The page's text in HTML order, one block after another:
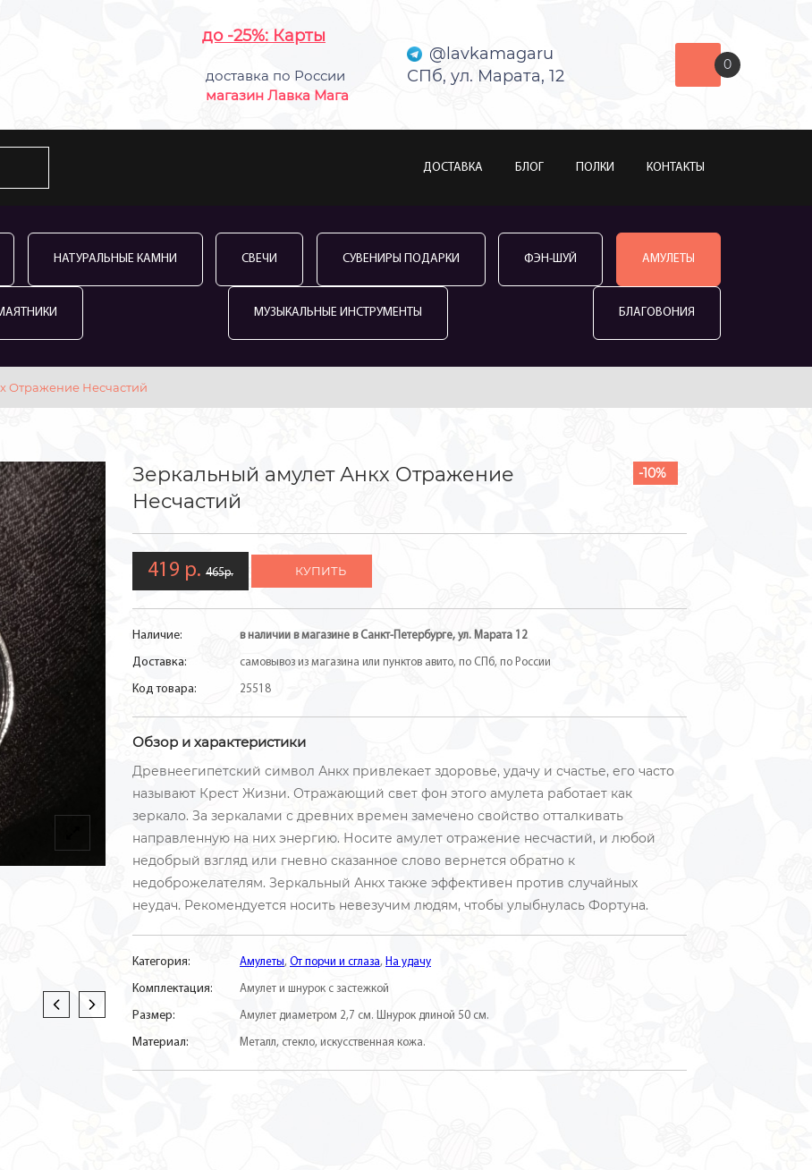
до -25%: Карты
доставка по России
магазин Лавка Мага
@lavkamagaru
СПб, ул. Марата, 12
0
ДОСТАВКА БЛОГ ПОЛКИ КОНТАКТЫ
НАТУРАЛЬНЫЕ КАМНИ СВЕЧИ СУВЕНИРЫ ПОДАРКИ ФЭН-ШУЙ АМУЛЕТЫ
МУЗЫКАЛЬНЫЕ ИНСТРУМЕНТЫ БЛАГОВОНИЯ
Отражение Несчастий
-10%
Зеркальный амулет Анкх Отражение
Несчастий
419 р. 465р. КУПИТЬ
Наличие: в наличии в магазине в Санкт-Петербурге, ул. Марата 12
Доставка: самовывоз из магазина или пунктов авито, по СПб, по России
Код товара: 25518
Обзор и характеристики
Древнеегипетский символ Анкх привлекает здоровье, удачу и счастье, его часто
называют Крест Жизни. Отражающий свет фон этого амулета работает как
зеркало. За зеркалами с древних времен замечено свойство отталкивать
направленную на них энергию. Носите амулет отражение несчастий, и любой
недобрый взгляд или гневно сказанное слово вернется обратно к
недоброжелателям. Зеркальный Анкх также эффективен против случайных
неудач. Рекомендуется носить невезучим людям, чтобы улыбнулась Фортуна.
Категория: Амулеты, От порчи и сглаза, На удачу
Комплектация: Амулет и шнурок с застежкой
Размер: Амулет диаметром 2,7 см. Шнурок длиной 50 см.
Материал: Металл, стекло, искусственная кожа.